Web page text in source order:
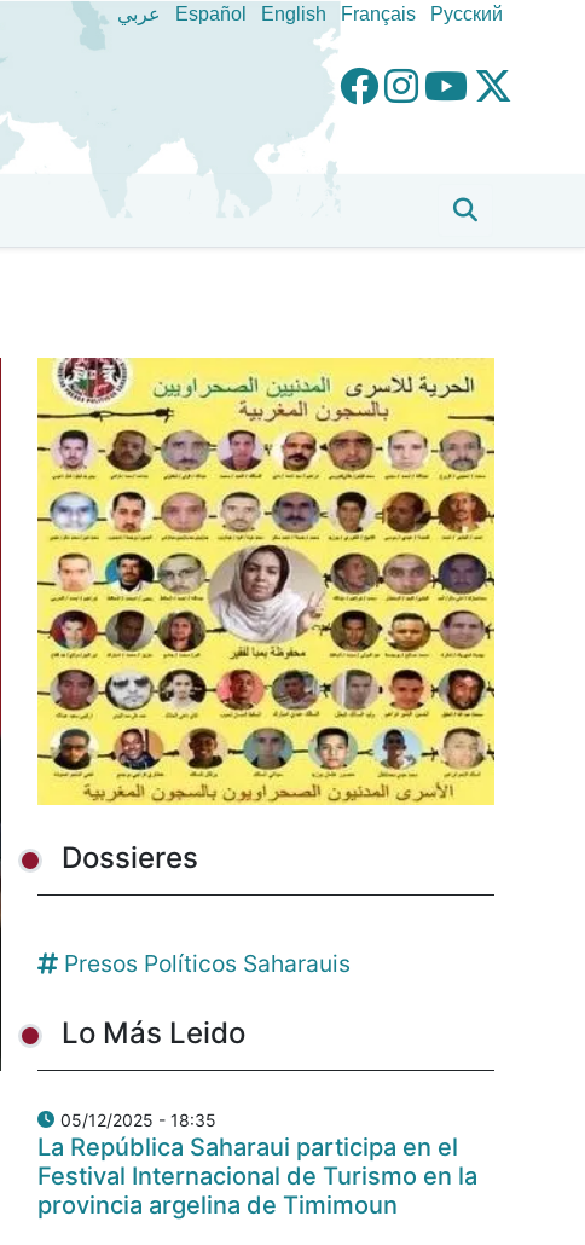
عربي Español English Français Pусский
Dossieres
Presos Políticos Saharauis
Lo Más Leido
05/12/2025 - 18:35
La República Saharaui participa en el
Festival Internacional de Turismo en la
provincia argelina de Timimoun